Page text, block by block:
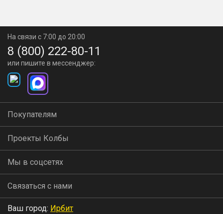
На связи с 7:00 до 20:00
8 (800) 222-80-11
или пишите в мессенджер:
Покупателям
Проекты Колбы
Мы в соцсетях
Связаться с нами
Ваш город: Ирбит